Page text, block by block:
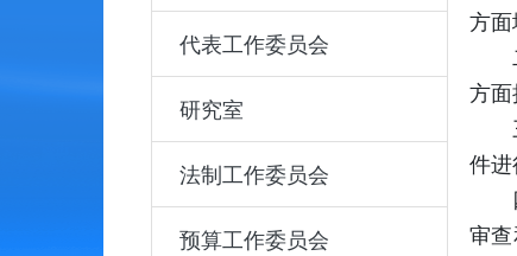
代表工作委员会
研究室
法制工作委员会
预算工作委员会
方面
方面
件进
审